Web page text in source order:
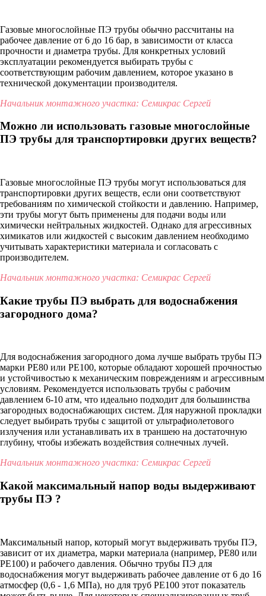
Газовые многослойные ПЭ трубы обычно рассчитаны на
рабочее давление от 6 до 16 бар, в зависимости от класса
прочности и диаметра трубы. Для конкретных условий
эксплуатации рекомендуется выбирать трубы с
соответствующим рабочим давлением, которое указано в
технической документации производителя.
Начальник монтажного участка: Семикрас Сергей
Можно ли использовать газовые многослойные
ПЭ трубы для транспортировки других веществ?
Газовые многослойные ПЭ трубы могут использоваться для
транспортировки других веществ, если они соответствуют
требованиям по химической стойкости и давлению. Например,
эти трубы могут быть применены для подачи воды или
химически нейтральных жидкостей. Однако для агрессивных
химикатов или жидкостей с высоким давлением необходимо
учитывать характеристики материала и согласовать с
производителем.
Начальник монтажного участка: Семикрас Сергей
Какие трубы ПЭ выбрать для водоснабжения
загородного дома?
Для водоснабжения загородного дома лучше выбрать трубы ПЭ
марки PE80 или PE100, которые обладают хорошей прочностью
и устойчивостью к механическим повреждениям и агрессивным
условиям. Рекомендуется использовать трубы с рабочим
давлением 6-10 атм, что идеально подходит для большинства
загородных водоснабжающих систем. Для наружной прокладки
следует выбирать трубы с защитой от ультрафиолетового
излучения или устанавливать их в траншею на достаточную
глубину, чтобы избежать воздействия солнечных лучей.
Начальник монтажного участка: Семикрас Сергей
Какой максимальный напор воды выдерживают
трубы ПЭ ?
Максимальный напор, который могут выдерживать трубы ПЭ,
зависит от их диаметра, марки материала (например, PE80 или
PE100) и рабочего давления. Обычно трубы ПЭ для
водоснабжения могут выдерживать рабочее давление от 6 до 16
атмосфер (0,6 - 1,6 МПа), но для труб PE100 этот показатель